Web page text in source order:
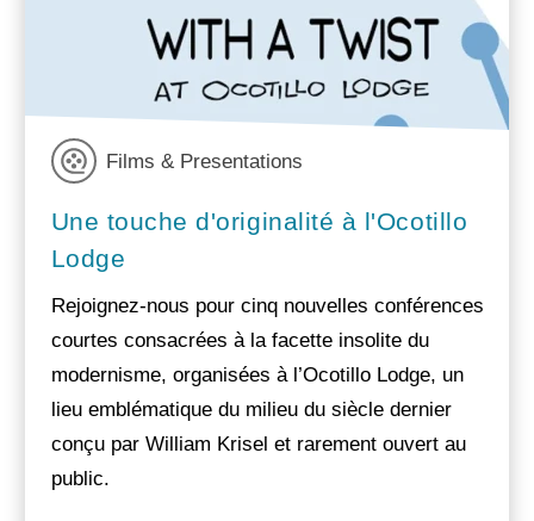
Films & Presentations
Une touche d'originalité à l'Ocotillo
Lodge
Rejoignez-nous pour cinq nouvelles conférences
courtes consacrées à la facette insolite du
modernisme, organisées à l’Ocotillo Lodge, un
lieu emblématique du milieu du siècle dernier
conçu par William Krisel et rarement ouvert au
public.